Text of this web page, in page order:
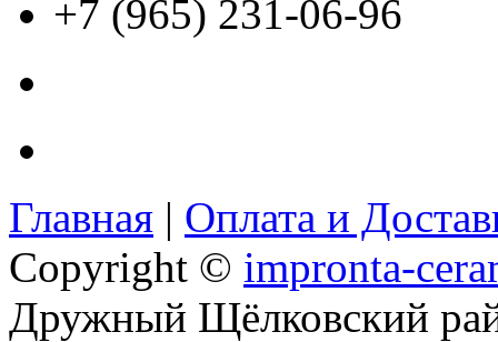
+7 (965) 231-06-96
Главная | Оплата и
Copyright © impronta-
Дружный Щёлковский